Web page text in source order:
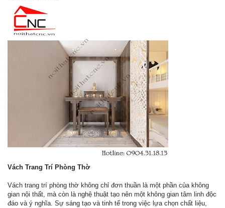
Vách Trang Trí Phòng Thờ
Vách trang trí phòng thờ không chỉ đơn thuần là một phần của không
gian nội thất, mà còn là nghệ thuật tạo nên một không gian tâm linh độc
đáo và ý nghĩa. Sự sáng tạo và tinh tế trong việc lựa chọn chất liệu,